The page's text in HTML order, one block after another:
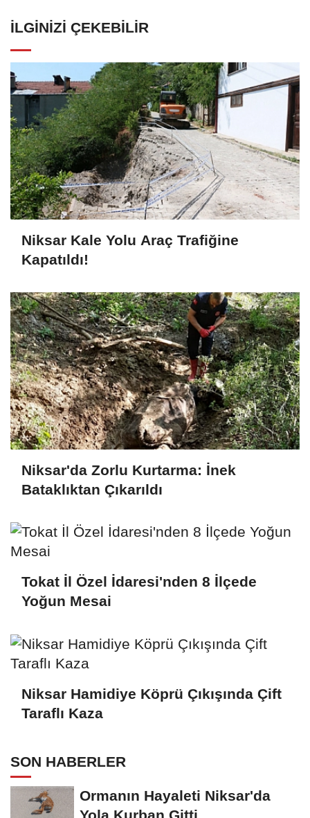
İLGINIZI ÇEKEBILIR
Niksar Kale Yolu Araç Trafiğine
Kapatıldı!
Niksar'da Zorlu Kurtarma: İnek
Bataklıktan Çıkarıldı
Tokat İl Özel İdaresi'nden 8 İlçede
Yoğun Mesai
Niksar Hamidiye Köprü Çıkışında Çift
Taraflı Kaza
SON HABERLER
Ormanın Hayaleti Niksar'da